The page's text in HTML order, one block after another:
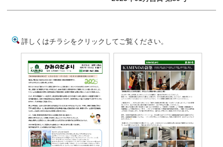
詳しくはチラシをクリックしてご覧ください。